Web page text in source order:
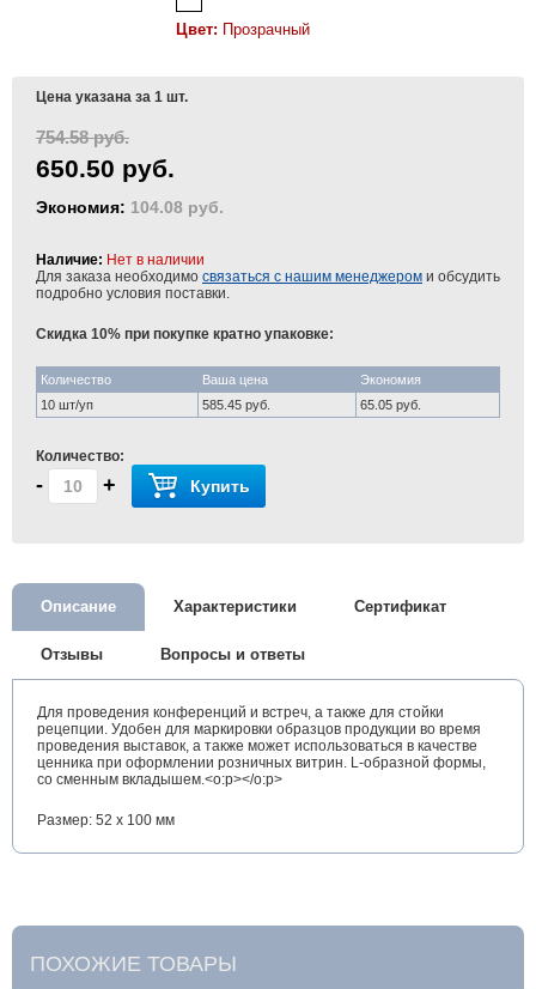
Цвет: Прозрачный
Цена указана за 1 шт.
754.58 руб.
650.50 руб.
Экономия: 104.08 руб.
Наличие: Нет в наличии
Для заказа необходимо связаться с нашим менеджером и обсудить
подробно условия поставки.
Скидка 10% при покупке кратно упаковке:
Количество Ваша цена
Экономия
10 шт/уп
585.45 руб. 65.05 руб.
Количество:
- + Купить
Описание Характеристики Сертификат
Отзывы Вопросы и ответы
Для проведения конференций и встреч, а также для стойки
рецепции. Удобен для маркировки образцов продукции во время
проведения выставок, а также может использоваться в качестве
ценника при оформлении розничных витрин. L-образной формы,
со сменным вкладышем.<o:p></o:p>
Размер: 52 x 100 мм
ПОХОЖИЕ ТОВАРЫ